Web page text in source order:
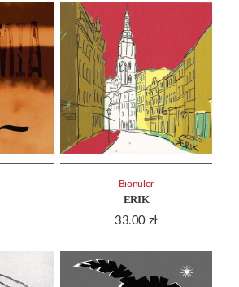
ERIK
33.00 zł
Bionulor